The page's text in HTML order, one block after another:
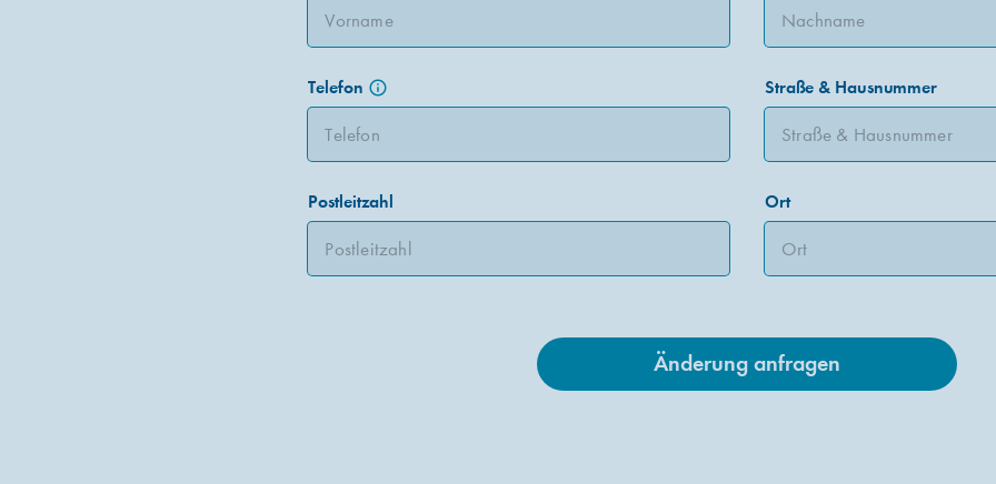
Telefon info_outline Straße & Hausnummer
Postleitzahl Ort
Änderung anfragen